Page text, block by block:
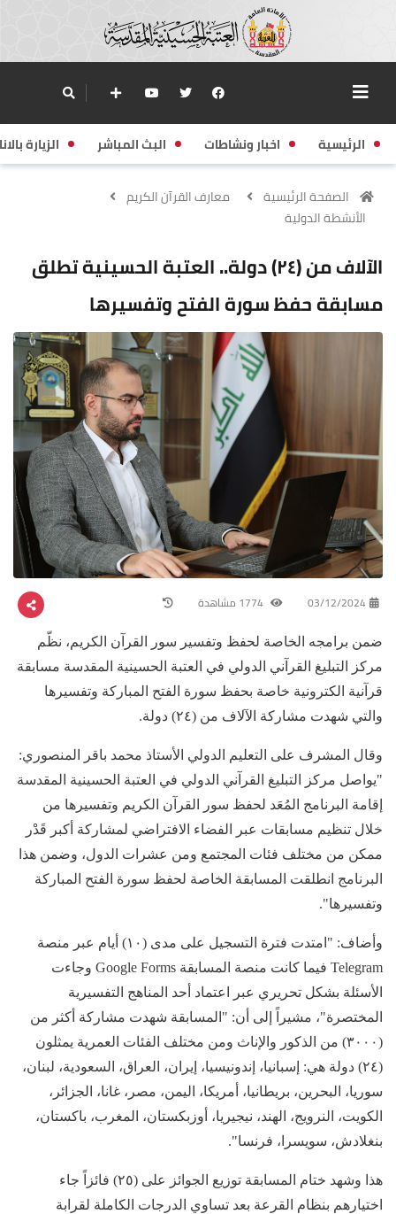
الرئيسية اخبار ونشاطات البث المباشر الزيارة
الصفحة الرئيسية
معارف القرآن الكريم
الأنشطة الدولية
الآلاف من (٢٤) دولة.. العتبة الحسينية تطلق
مسابقة حفظ سورة الفتح وتفسيرها
03/12/2024
ضمن برامجه الخاصة لحفظ وتفسير سور القرآن الكريم، نظّم
مركز التبليغ القرآني الدولي في العتبة الحسينية المقدسة مسابقة
قرآنية الكترونية خاصة بحفظ سورة الفتح المباركة وتفسيرها
والتي شهدت مشاركة الآلاف من (٢٤) دولة.
وقال المشرف على التعليم الدولي الأستاذ محمد باقر المنصوري:
"يواصل مركز التبليغ القرآني الدولي في العتبة الحسينية المقدسة
إقامة البرنامج المُعَد لحفظ سور القرآن الكريم وتفسيرها من
خلال تنظيم مسابقات عبر الفضاء الافتراضي لمشاركة أكبر قَدْر
ممكن من مختلف فئات المجتمع ومن عشرات الدول، وضمن هذا
البرنامج انطلقت المسابقة الخاصة لحفظ سورة الفتح المباركة
وتفسيرها".
وأضاف: "امتدت فترة التسجيل على مدى (١٠) أيام عبر منصة
Telegram فيما كانت منصة المسابقة Google Forms وجاءت
الأسئلة بشكل تحريري عبر اعتماد أحد المناهج التفسيرية
المختصرة"، مشيراً إلى أن: "المسابقة شهدت مشاركة أكثر من
(٣٠٠٠) من الذكور والإناث ومن مختلف الفئات العمرية يمثلون
(٢٤) دولة هي: إسبانيا، إندونيسيا، إيران، العراق، السعودية، لبنان،
سوريا، البحرين، بريطانيا، أمريكا، اليمن، مصر، غانا، الجزائر،
الكويت، النرويج، الهند، نيجيريا، أوزبكستان، المغرب، باكستان،
بنغلادش، سويسرا، فرنسا".
هذا وشهد ختام المسابقة توزيع الجوائز على (٢٥) فائزاً جاء
اختيارهم بنظام القرعة بعد تساوي الدرجات الكاملة لقرابة